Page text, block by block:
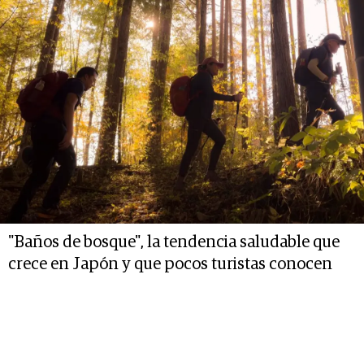
"Baños de bosque", la tendencia saludable que
crece en Japón y que pocos turistas conocen